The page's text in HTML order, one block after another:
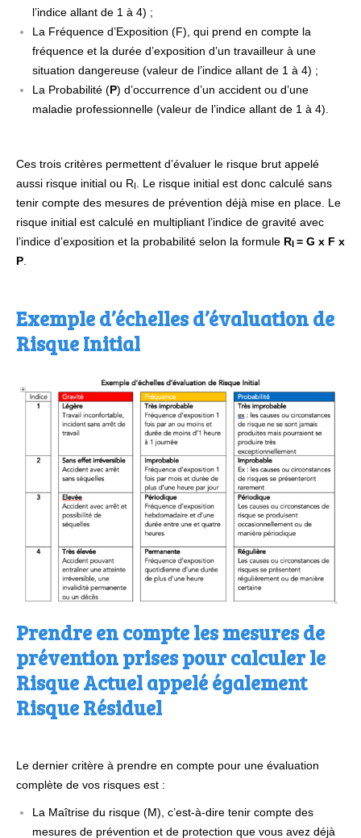
l’indice allant de 1 à 4) ;
La Fréquence d’Exposition (F), qui prend en compte la
fréquence et la durée d’exposition d’un travailleur à une
situation dangereuse (valeur de l’indice allant de 1 à 4) ;
La Probabilité (P) d’occurrence d’un accident ou d’une
maladie professionnelle (valeur de l’indice allant de 1 à 4).
Ces trois critères permettent d’évaluer le risque brut appelé
aussi risque initial ou R
. Le risque initial est donc calculé sans
tenir compte des mesures de prévention déjà mise en place. Le
risque initial est calculé en multipliant l’indice de gravité avec
l’indice d’exposition et la probabilité selon la formule R = G x F x
P
Exemple d’échelles d’évaluation de
Risque Initial
Prendre en compte les mesures de
prévention prises pour calculer le
Risque Actuel appelé également
Risque Résiduel
Le dernier critère à prendre en compte pour une évaluation
complète de vos risques est :
La Maîtrise du risque (M), c’est-à-dire tenir compte des
mesures de prévention et de protection que vous avez déjà